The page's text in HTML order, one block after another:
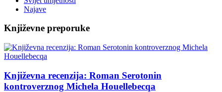
Najave
Književne preporuke
Književna recenzija: Roman Serotonin
kontroverznog Michela Houellebecqa